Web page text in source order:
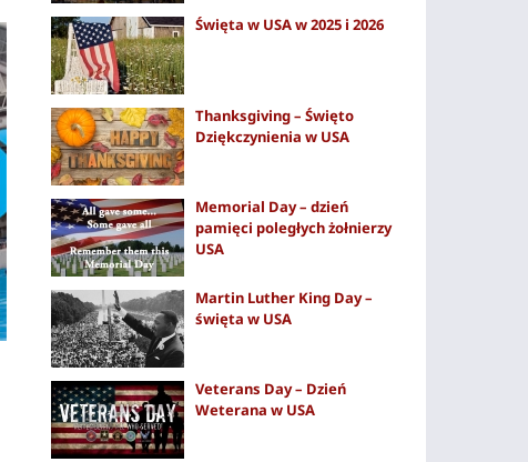
Święta w USA w 2025 i 2026
Thanksgiving – Święto
Dziękczynienia w USA
Memorial Day – dzień
pamięci poległych żołnierzy
USA
Martin Luther King Day –
święta w USA
Veterans Day – Dzień
Weterana w USA